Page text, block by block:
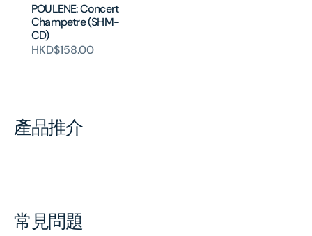
POULENE: Concert
Champetre (SHM-
CD)
HKD$158.00
產品推介
常見問題